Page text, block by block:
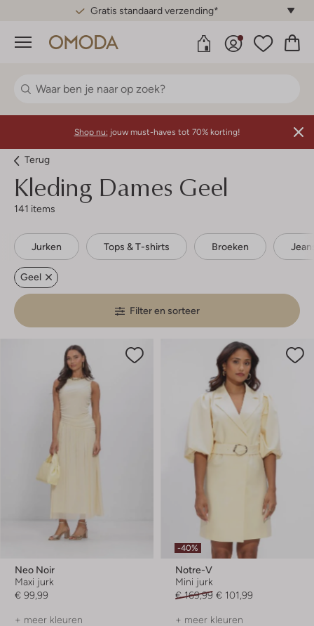
Gratis standaard verzending*
Menu
Shop nu: jouw must-haves tot 70% korting!
Terug
Kleding Dames Geel
141 items
Jurken Tops & T-shirts Broeken
Geel
Filter en sorteer
Neo Noir
Maxi jurk
€ 99,99
+ meer kleuren
-40%
Notre-V
Mini jurk
€ 169,99 € 101,99
+ meer kleuren